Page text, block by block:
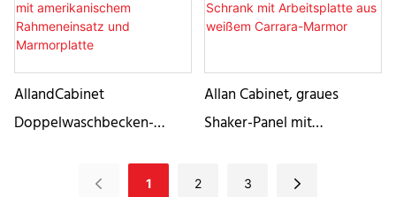
schöne Textur, die Ihre
Gästetoilette oder Ihr
luxuriös und
atemberaubend macht.
Unterbauwaschbecken aus
robusten Arbeitsplatte aus
Calacatta-Marmorstein.
AllandCabinet
Doppelwaschbecken-
mit amerikanischem
Allan Cabinet, graues
Shaker-Panel mit
Schrank mit Arbeitsplatte
1 2 3